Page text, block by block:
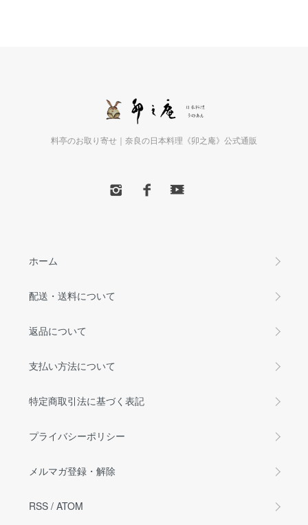
料亭のお取り寄せ｜奈良の日本料理《卯之庵》公式通販
ホーム
配送・送料について
返品について
支払い方法について
特定商取引法に基づく表記
プライバシーポリシー
メルマガ登録・解除
RSS /ATOM